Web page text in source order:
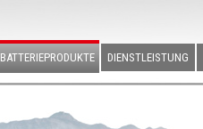
BATTERIEPRODUKTE DIENSTLEISTUNG